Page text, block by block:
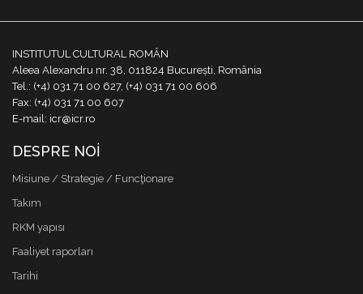
INSTITUTUL CULTURAL ROMÂN
Aleea Alexandru nr. 38, 011824 București, România
Tel.: (+4) 031 71 00 627, (+4) 031 71 00 606
Fax: (+4) 031 71 00 607
E-mail: icr@icr.ro
DESPRE NOI
Misiune / Strategie / Funcţionare
Takım
RKM yapısı
Faaliyet raporları
Tarihi